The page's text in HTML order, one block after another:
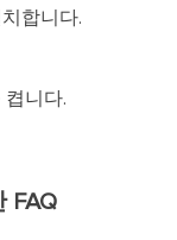
합니다.
켭니다.
FAQ